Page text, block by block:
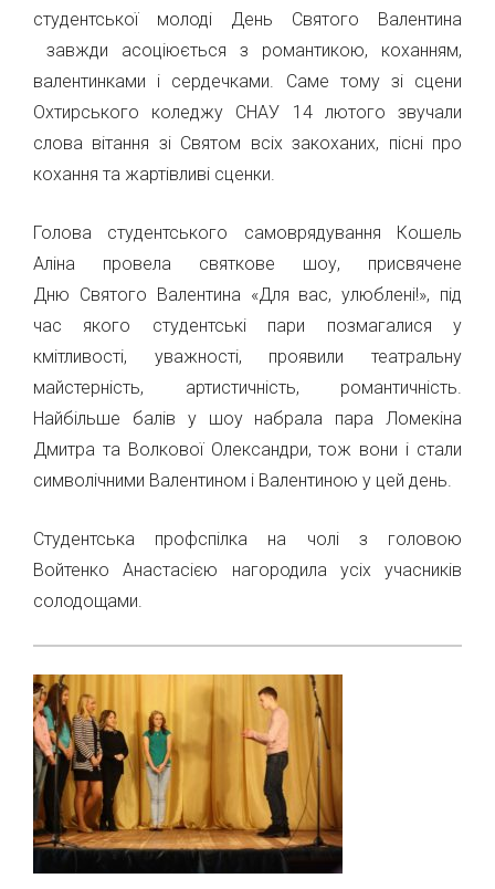
студентської молоді День Святого Валентина
завжди асоціюється з романтикою, коханням,
валентинками і сердечками. Саме тому зі сцени
Охтирського коледжу СНАУ 14 лютого звучали
слова вітання зі Святом всіх закоханих, пісні про
кохання та жартівливі сценки.
Голова студентського самоврядування Кошель
Аліна провела святкове шоу, присвячене
Дню Святого Валентина «Для вас, улюблені!», під
час якого студентські пари позмагалися у
кмітливості, уважності, проявили театральну
майстерність, артистичність, романтичність.
Найбільше балів у шоу набрала пара Ломекіна
Дмитра та Волкової Олександри, тож вони і стали
символічними Валентином і Валентиною у цей день.
Студентська профспілка на чолі з головою
Войтенко Анастасією нагородила усіх учасників
солодощами.